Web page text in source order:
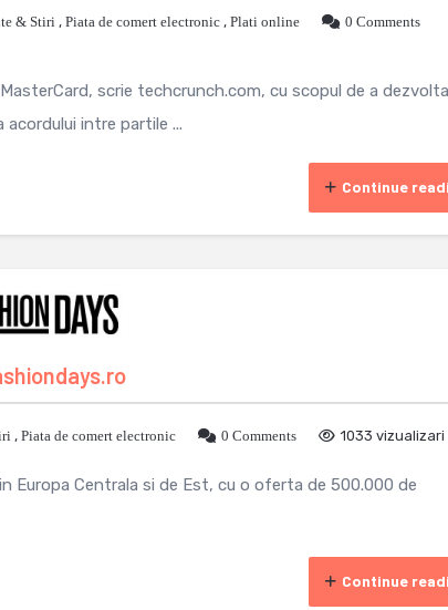
& Stiri, Piata de comert electronic , Plati online
0 Comments
scrie techcrunch.com, cu scopul de a dezvolta
acordului intre partile ...
Continue
, Piata de comert electronic 0 Comments 1033 vizualizari
Europa Centrala si de Est, cu o oferta de 500.000 de
Continue